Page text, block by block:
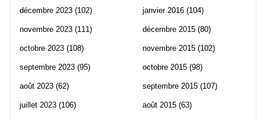
décembre 2023 (102)
novembre 2023 (111)
octobre 2023 (108)
septembre 2023 (95)
août 2023 (62)
juillet 2023 (106)
janvier 2016 (104)
décembre 2015 (80)
novembre 2015 (102)
octobre 2015 (98)
septembre 2015 (107)
août 2015 (63)